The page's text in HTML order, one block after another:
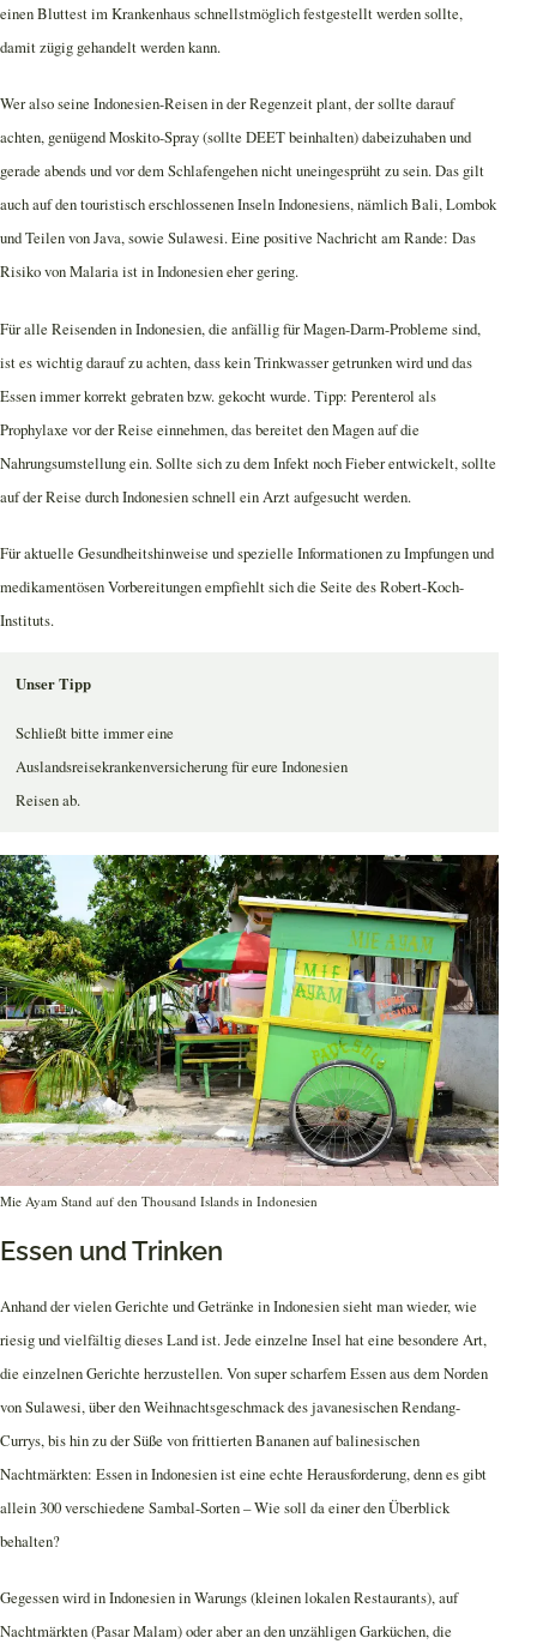
einen Bluttest im Krankenhaus schnellstmöglich festgestellt werden sollte,
damit zügig gehandelt werden kann.
Wer also seine Indonesien-Reisen in der Regenzeit plant, der sollte darauf
achten, genügend Moskito-Spray (sollte DEET beinhalten) dabeizuhaben und
gerade abends und vor dem Schlafengehen nicht uneingesprüht zu sein. Das gilt
auch auf den touristisch erschlossenen Inseln Indonesiens, nämlich Bali, Lombok
und Teilen von Java, sowie Sulawesi. Eine positive Nachricht am Rande: Das
Risiko von Malaria ist in Indonesien eher gering.
Für alle Reisenden in Indonesien, die anfällig für Magen-Darm-Probleme sind,
ist es wichtig darauf zu achten, dass kein Trinkwasser getrunken wird und das
Essen immer korrekt gebraten bzw. gekocht wurde. Tipp: Perenterol als
Prophylaxe vor der Reise einnehmen, das bereitet den Magen auf die
Nahrungsumstellung ein. Sollte sich zu dem Infekt noch Fieber entwickelt, sollte
auf der Reise durch Indonesien schnell ein Arzt aufgesucht werden.
Für aktuelle Gesundheitshinweise und spezielle Informationen zu Impfungen und
medikamentösen Vorbereitungen empfiehlt sich die Seite des Robert-Koch-
Instituts.
Unser Tipp
Schließt bitte immer eine
Auslandsreisekrankenversicherung für eure Indonesien
Reisen ab.
Mie Ayam Stand auf den Thousand Islands in Indonesien
Essen und Trinken
Anhand der vielen Gerichte und Getränke in Indonesien sieht man wieder, wie
riesig und vielfältig dieses Land ist. Jede einzelne Insel hat eine besondere Art,
die einzelnen Gerichte herzustellen. Von super scharfem Essen aus dem Norden
von Sulawesi, über den Weihnachtsgeschmack des javanesischen Rendang-
Currys, bis hin zu der Süße von frittierten Bananen auf balinesischen
Nachtmärkten: Essen in Indonesien ist eine echte Herausforderung, denn es gibt
allein 300 verschiedene Sambal-Sorten – Wie soll da einer den Überblick
behalten?
Gegessen wird in Indonesien in Warungs (kleinen lokalen Restaurants), auf
Nachtmärkten (Pasar Malam) oder aber an den unzähligen Garküchen, die